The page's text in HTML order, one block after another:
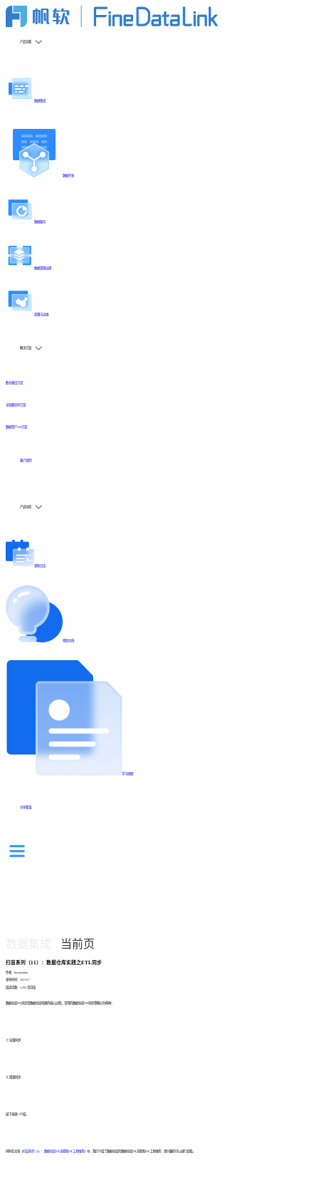
产品功能
数据集成
数据开发
数据服务
数据管理治理
部署与运维
解决方案
数仓建设方案
全链路实时方案
数据资产API方案
客户案例
产品动态
更新日志
帮助文档
学习视频
分享集锦
当前页
扫盲系列（11）：数据仓库实践之ETL同步
作者：finedatalink
发布时间：2023.8.7
阅读次数：1,293 次浏览
数据仓库ETL同步是数据仓库构建的核心过程，常用的数据仓库ETL同步策略分为两种：
① 全量同步
② 增量同步
接下来逐一介绍。
同时在文章《扫盲系列（4）：数据仓库ETL流程和ETL工具推荐》中，我们介绍了数据仓库的数据仓库ETL流程和ETL工具推荐，感兴趣的可以进行查看。